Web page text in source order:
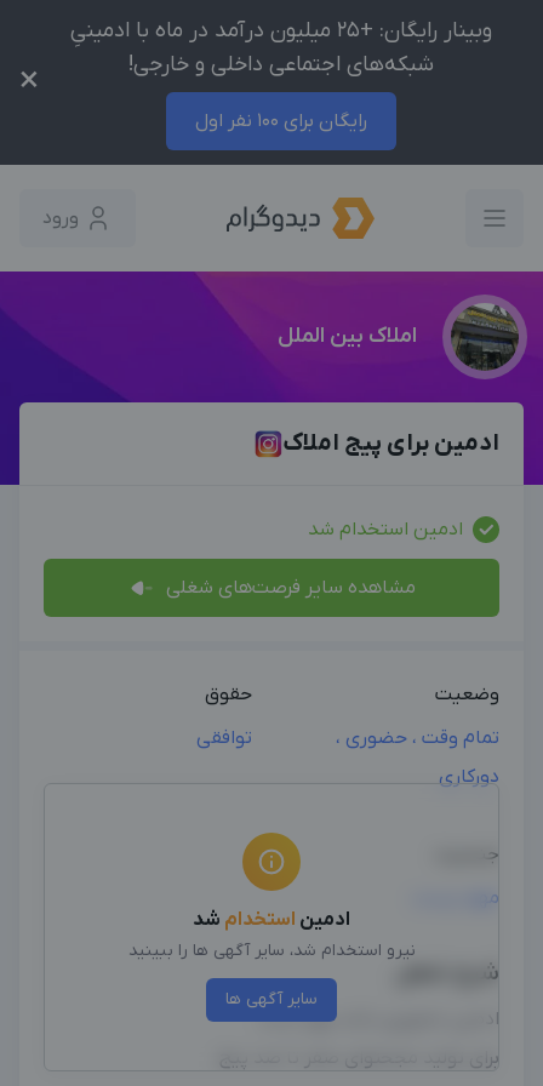
وبینار رایگان: +25 میلیون درآمد در ماه با ادمینیِ
شبکه‌های اجتماعی داخلی و خارجی!
رایگان برای 100 نفر اول
×
ورود
املاک بین الملل
ادمین برای پیج املاک
ادمین استخدام شد
مشاهده سایر فرصت‌های شغلی
وضعیت
تمام وقت ، حضوری ،
دورکاری
حقوق
توافقی
جنسیت
مهم نیست
شرح شغل
ادمین حضوری باشد بهتر است
برای تولید مجحتوای صفر تا صد پیج
ادمین استخدام شد
نیرو استخدام شد، سایر آگهی ها را ببینید
سایر آگهی ها